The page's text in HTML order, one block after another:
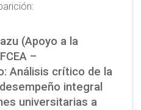
(Apoyo a la
–
Análisis crítico de la
integral
universitarias a